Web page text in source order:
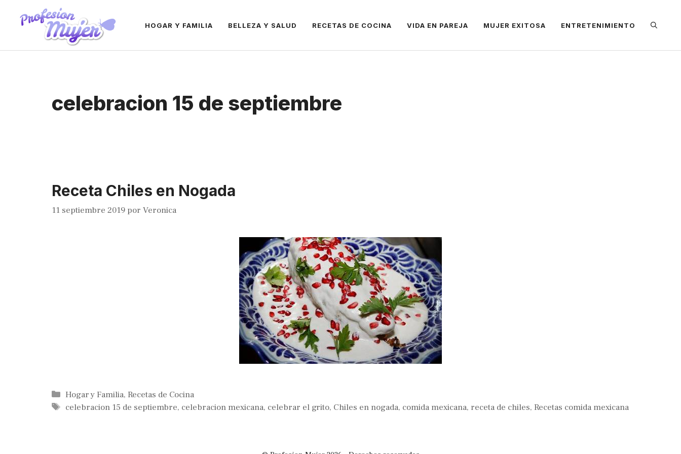
contenido
HOGAR Y FAMILIA BELLEZA Y SALUD RECETAS DE COCINA VIDA EN PAREJA MUJER EXITOSA ENTRETENIMIENTO
celebracion 15 de septiembre
Receta Chiles en Nogada
11 septiembre 2019 por Veronica
Categorías
Hogar y Familia,Recetas de Cocina
Etiquetas
celebracion 15 de septiembre, celebracion mexicana, celebrar el grito, Chiles en nogada, comida mexicana, receta de chiles,Recetas comida mexicana